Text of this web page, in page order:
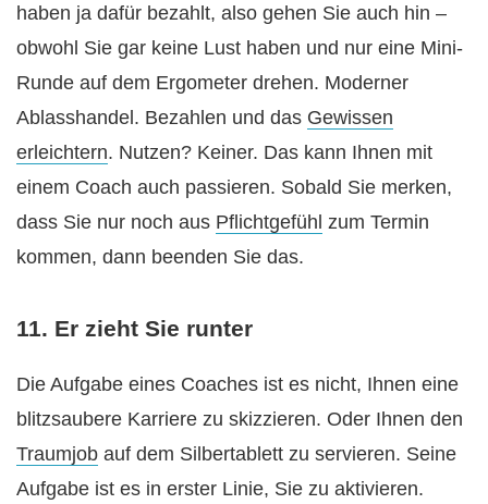
haben ja dafür bezahlt, also gehen Sie auch hin –
obwohl Sie gar keine Lust haben und nur eine Mini-
Runde auf dem Ergometer drehen. Moderner
Ablasshandel. Bezahlen und das Gewissen
erleichtern. Nutzen? Keiner. Das kann Ihnen mit
einem Coach auch passieren. Sobald Sie merken,
dass Sie nur noch aus Pflichtgefühl zum Termin
kommen, dann beenden Sie das.
11. Er zieht Sie runter
Die Aufgabe eines Coaches ist es nicht, Ihnen eine
blitzsaubere Karriere zu skizzieren. Oder Ihnen den
Traumjob auf dem Silbertablett zu servieren. Seine
Aufgabe ist es in erster Linie, Sie zu aktivieren.